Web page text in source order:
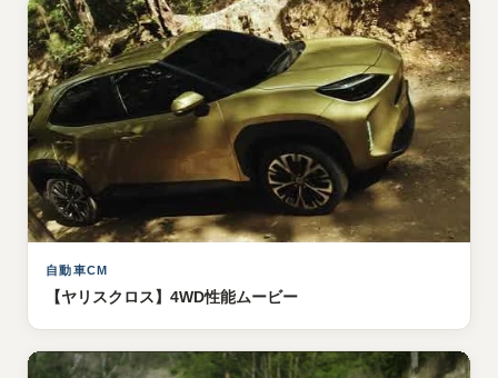
自動車CM
【ヤリスクロス】4WD性能ムービー